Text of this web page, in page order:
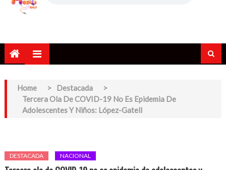
Home > Destacada
>
Tercera Ola De COVID-19 No Es Epidemia De
Adolescentes Y Niños: López-Gatell
DESTACADA NACIONAL